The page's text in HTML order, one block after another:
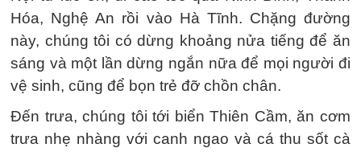
Hóa, Nghệ An rồi vào Hà Tĩnh. Chặng đường
này, chúng tôi có dừng khoảng nửa tiếng để ăn
sáng và một lần dừng ngắn nữa để mọi người đi
vệ sinh, cũng để bọn trẻ đỡ chồn chân.
Đến trưa, chúng tôi tới biển Thiên Cầm, ăn cơm
trưa nhẹ nhàng với canh ngao và cá thu sốt cà